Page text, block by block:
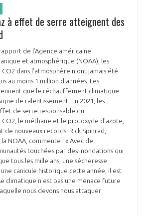
à effet de serre atteignent des
de l’Agence américaine
et atmosphérique (NOAA), les
dans l'atmosphère n'ont jamais été
au moins 1 million d'années. Les
que le réchauffement climatique
de ralentissement. En 2021, les
de serre responsable du
le méthane et le protoxyde d'azote,
de nouveaux records. Rick Spinrad,
NOAA, commente : « Avec de
touchées par des inondations qui
tous les mille ans, une sécheresse
canicule historique cette année, il est
climatique n'est pas une menace future
nous devons nous attaquer